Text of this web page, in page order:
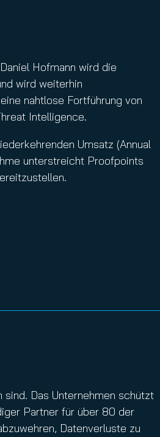
Hofmann wird die
wird weiterhin
nahtlose Fortführung von
Intelligence.
Umsatz (Annual
unterstreicht Proofpoints
Das Unternehmen schützt
Partner für über 80 der
Datenverluste zu